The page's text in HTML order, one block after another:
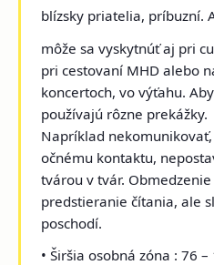
blízsky priatelia, príbuzní.
môže sa vyskytnúť aj pri
pri cestovaní MHD alebo
koncertoch, vo výťahu.
používajú rôzne prekážky.
Napríklad
očnému kontaktu,
tvárou v tvár.
predstieranie čítania, ale
poschodí.
• Širšia osobná zóna : 76